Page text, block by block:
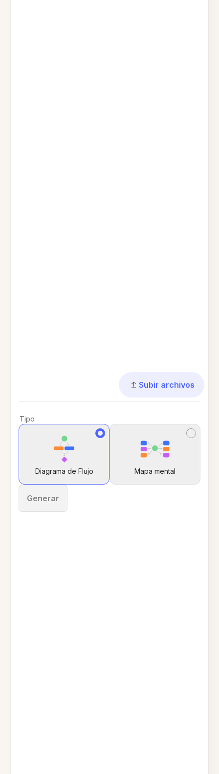
Subir archivos
Tipo
Diagrama de Flujo Mapa mental
Generar